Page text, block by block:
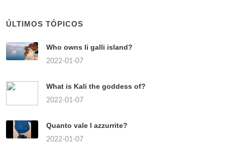
ÚLTIMOS TÓPICOS
Who owns li galli island?
2022-01-07
What is Kali the goddess of?
2022-01-07
Quanto vale l azzurrite?
2022-01-07